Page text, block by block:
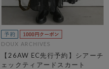
DOUX ARCHIVES
【26AW EC先行予約】シアーチ
ェックティアードスカート